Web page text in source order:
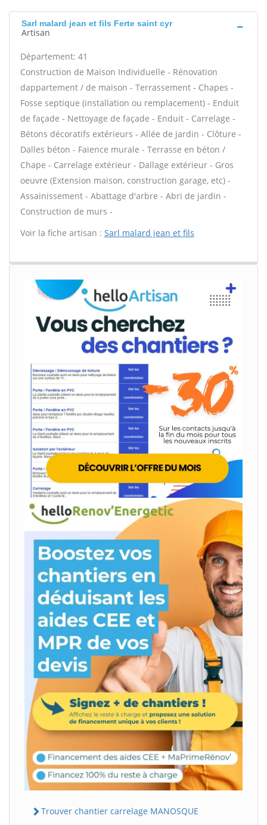
Sarl malard jean et fils Ferte saint cyr
Artisan
Département: 41
Construction de Maison Individuelle - Rénovation
dappartement / de maison - Terrassement - Chapes -
Fosse septique (installation ou remplacement) - Enduit
de façade - Nettoyage de façade - Enduit - Carrelage -
Bétons décoratifs extérieurs - Allée de jardin - Clôture -
Dalles béton - Faïence murale - Terrasse en béton /
Chape - Carrelage extérieur - Dallage extérieur - Gros
oeuvre (Extension maison, construction garage, etc) -
Assainissement - Abattage d'arbre - Abri de jardin -
Construction de murs -
Voir la fiche artisan : Sarl malard jean et fils
Trouver chantier carrelage MANOSQUE